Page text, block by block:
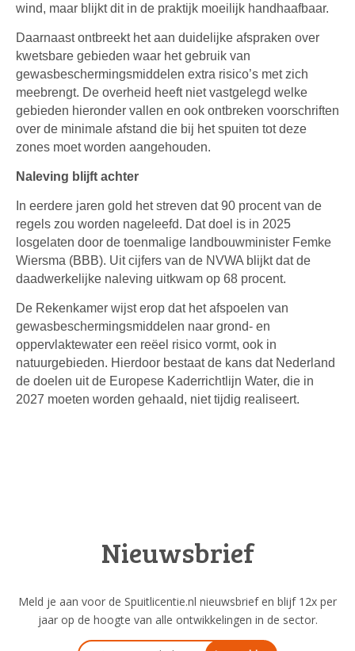
wind, maar blijkt dit in de praktijk moeilijk handhaafbaar.
Daarnaast ontbreekt het aan duidelijke afspraken over
kwetsbare gebieden waar het gebruik van
gewasbeschermingsmiddelen extra risico’s met zich
meebrengt. De overheid heeft niet vastgelegd welke
gebieden hieronder vallen en ook ontbreken voorschriften
over de minimale afstand die bij het spuiten tot deze
zones moet worden aangehouden.
Naleving blijft achter
In eerdere jaren gold het streven dat 90 procent van de
regels zou worden nageleefd. Dat doel is in 2025
losgelaten door de toenmalige landbouwminister Femke
Wiersma (BBB). Uit cijfers van de NVWA blijkt dat de
daadwerkelijke naleving uitkwam op 68 procent.
De Rekenkamer wijst erop dat het afspoelen van
gewasbeschermingsmiddelen naar grond- en
oppervlaktewater een reëel risico vormt, ook in
natuurgebieden. Hierdoor bestaat de kans dat Nederland
de doelen uit de Europese Kaderrichtlijn Water, die in
2027 moeten worden gehaald, niet tijdig realiseert.
Nieuwsbrief
Meld je aan voor de Spuitlicentie.nl nieuwsbrief en blijf 12x per
jaar op de hoogte van alle ontwikkelingen in de sector.